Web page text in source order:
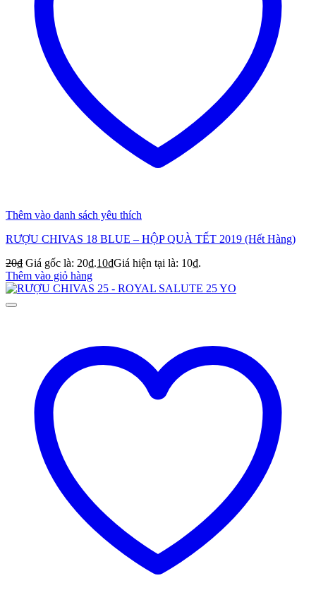
Thêm vào danh sách yêu thích
RƯỢU CHIVAS 18 BLUE – HỘP QUÀ TẾT 2019 (Hết Hàng)
20₫ Giá gốc là: 20₫.10₫Giá hiện tại là: 10₫.
Thêm vào giỏ hàng